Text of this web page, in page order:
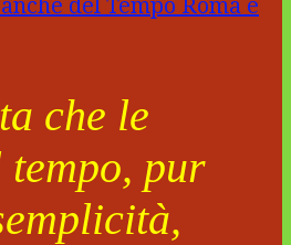
che le
tempo, pur